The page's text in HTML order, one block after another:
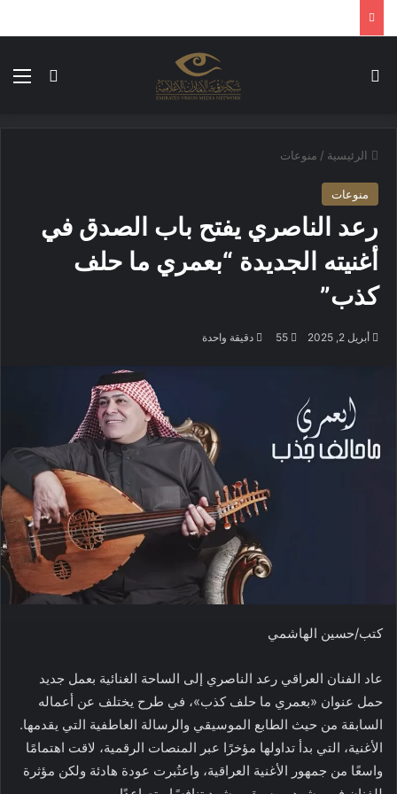
الوضع
الرئيسية / منوعات
منوعات
رعد الناصري يفتح باب الصدق في
أغنيته الجديدة “بعمري ما حلف
كذب”
أبريل 2, 2025 55 دقيقة واحدة
كتب/حسين الهاشمي
عاد الفنان العراقي رعد الناصري إلى الساحة الغنائية بعمل جديد
حمل عنوان «بعمري ما حلف كذب»، في طرح يختلف عن أعماله
السابقة من حيث الطابع الموسيقي والرسالة العاطفية التي يقدمها.
الأغنية، التي بدأ تداولها مؤخرًا عبر المنصات الرقمية، لاقت اهتمامًا
واسعًا من جمهور الأغنية العراقية، واعتُبرت عودة هادئة ولكن مؤثرة